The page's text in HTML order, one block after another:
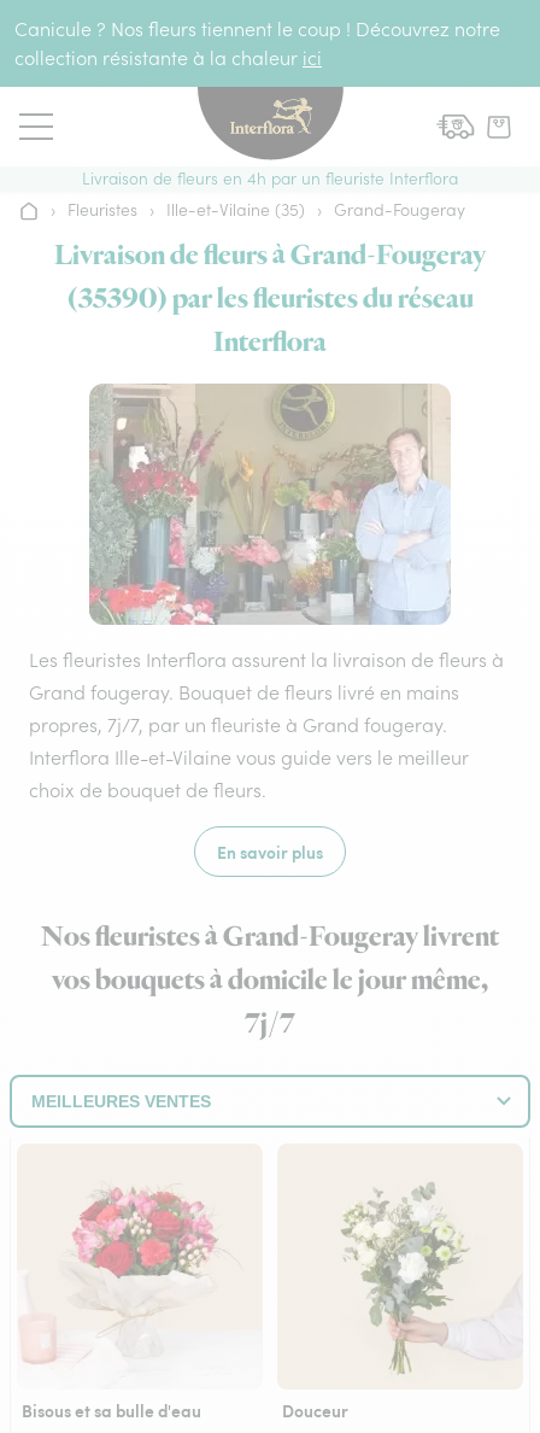
Canicule ? Nos fleurs tiennent le coup ! Découvrez notre
collection résistante à la chaleur ici
Livraison de fleurs en 4h par un fleuriste Interflora
Accueil
› Fleuristes › Ille-et-Vilaine (35) › Grand-Fougeray
Livraison de fleurs à Grand-Fougeray
(35390) par les fleuristes du réseau
Interflora
Les fleuristes Interflora assurent la livraison de fleurs à
Grand fougeray. Bouquet de fleurs livré en mains
propres, 7j/7, par un fleuriste à Grand fougeray.
Interflora Ille-et-Vilaine vous guide vers le meilleur
choix de bouquet de fleurs.
En savoir plus
Nos fleuristes à Grand-Fougeray livrent
vos bouquets à domicile le jour même,
7j/7
Bisous et sa bulle d'eau Douceur